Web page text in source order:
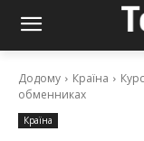
Додому Країна
обменниках
Країна